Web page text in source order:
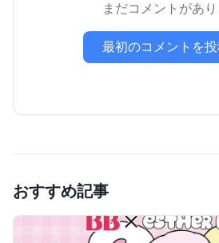
まだコメントがあ
最初のコメントを
おすすめ記事